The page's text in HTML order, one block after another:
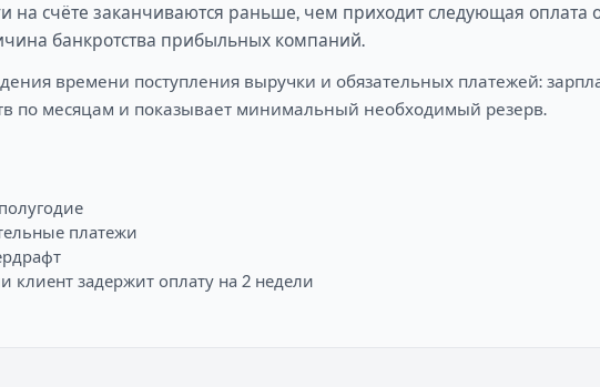
на счёте заканчиваются раньше, чем приходит следующая оплата
банкротства прибыльных компаний.
времени поступления выручки и обязательных платежей:
по месяцам и показывает минимальный необходимый резерв.
платежи
клиент задержит оплату на 2 недели